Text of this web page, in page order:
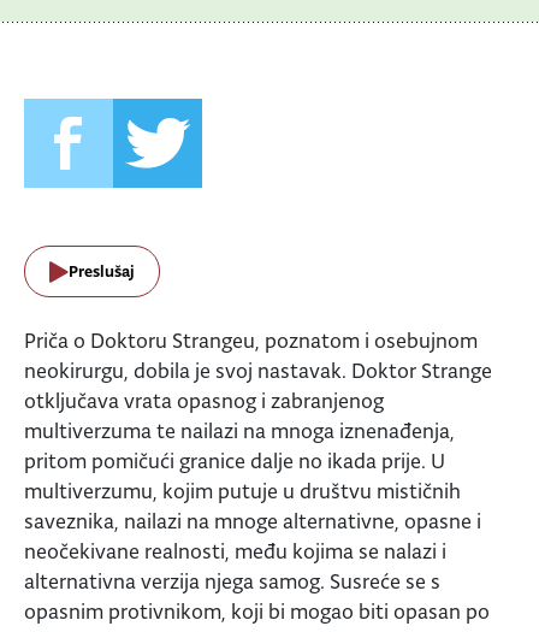
Preslušaj
Priča o Doktoru Strangeu, poznatom i osebujnom
neokirurgu, dobila je svoj nastavak. Doktor Strange
otključava vrata opasnog i zabranjenog
multiverzuma te nailazi na mnoga iznenađenja,
pritom pomičući granice dalje no ikada prije. U
multiverzumu, kojim putuje u društvu mističnih
saveznika, nailazi na mnoge alternativne, opasne i
neočekivane realnosti, među kojima se nalazi i
alternativna verzija njega samog. Susreće se s
opasnim protivnikom, koji bi mogao biti opasan po